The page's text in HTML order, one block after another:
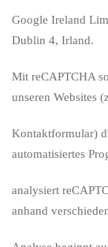
Google Ireland
Dublin 4, Irland.
Mit reCAPTCHA
unseren Websites
Kontaktformular)
automatisiertes
analysiert
anhand